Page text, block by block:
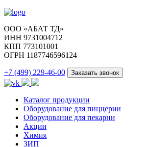
ООО «АБАТ ТД»
ИНН 9731004712
КПП 773101001
ОГРН 1187746596124
+7 (499) 229-46-00 Заказать звонок
Каталог продукции
Оборудование для пиццерии
Оборудование для пекарни
Акции
Химия
ЗИП